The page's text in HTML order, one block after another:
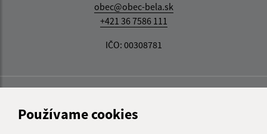
Používame cookies
obec@obec-bela.sk
+421 36 7586 111
IČO: 00308781